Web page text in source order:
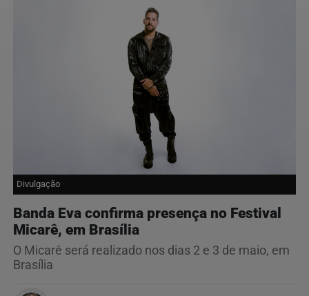
Divulgação
Banda Eva confirma presença no Festival
Micarê, em Brasília
O Micarê será realizado nos dias 2 e 3 de maio, em
Brasília